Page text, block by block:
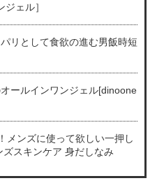
ェル］
リとして食欲の進む男飯時短
ールインワンジェル[dinoone
メンズに使って欲しい一押し
スキンケア 身だしなみ